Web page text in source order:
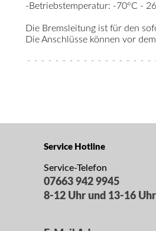
-Betriebstemperatur: -70°C -
Die Bremsleitung ist für den
Die Anschlüsse können vor
Service Hotline
Service-Telefon
07663 942 9945
8-12 Uhr und 13-16 Uhr